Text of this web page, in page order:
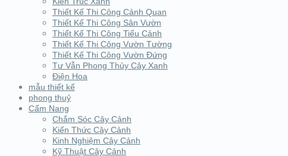
Thiết Kế Thi Công Cảnh Quan
Thiết Kế Thi Công Sân Vườn
Thiết Kế Thi Công Tiểu Cảnh
Thiết Kế Thi Công Vườn Tường
Thiết Kế Thi Công Vườn Đứng
Tư Vẫn Phong Thủy Cây Xanh
Điện Hoa
mẫu thiết kế
phong thuỷ
Cẩm Nang
Chắm Sóc Cây Cảnh
Kiến Thức Cây Cảnh
Kinh Nghiệm Cây Cảnh
Kỹ Thuật Cây Cảnh